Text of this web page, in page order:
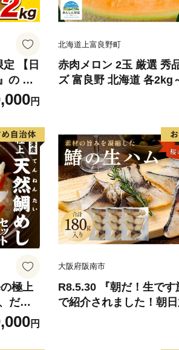
定 【日
の く
7玉前
約
松田
ルーツ
円
北海道上富良野町
赤肉メロン 2玉 厳選 秀
ズ 富良野 北海道 各2kg
セット ファーム富良野
ん 果物 くだもの フルー
旬の果物 旬のフルーツ
極上
だし
】
円
大阪府阪南市
R8.5.30 『朝だ！生です
で紹介されました！朝日
テレビ） 鰆の生ハム
パックあたり、約15g ×